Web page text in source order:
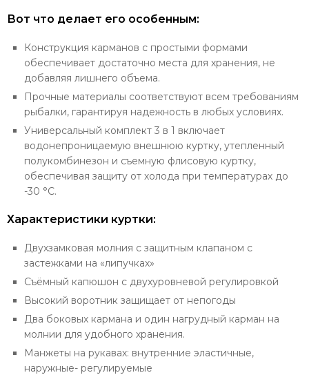
Вот что делает его особенным:
Конструкция карманов с простыми формами
обеспечивает достаточно места для хранения, не
добавляя лишнего объема.
Прочные материалы соответствуют всем требованиям
рыбалки, гарантируя надежность в любых условиях.
Универсальный комплект 3 в 1 включает
водонепроницаемую внешнюю куртку, утепленный
полукомбинезон и съемную флисовую куртку,
обеспечивая защиту от холода при температурах до
-30 °C.
Характеристики куртки:
Двухзамковая молния с защитным клапаном с
застежками на «липучках»
Съёмный капюшон с двухуровневой регулировкой
Высокий воротник защищает от непогоды
Два боковых кармана и один нагрудный карман на
молнии для удобного хранения.
Манжеты на рукавах: внутренние эластичные,
наружные- регулируемые